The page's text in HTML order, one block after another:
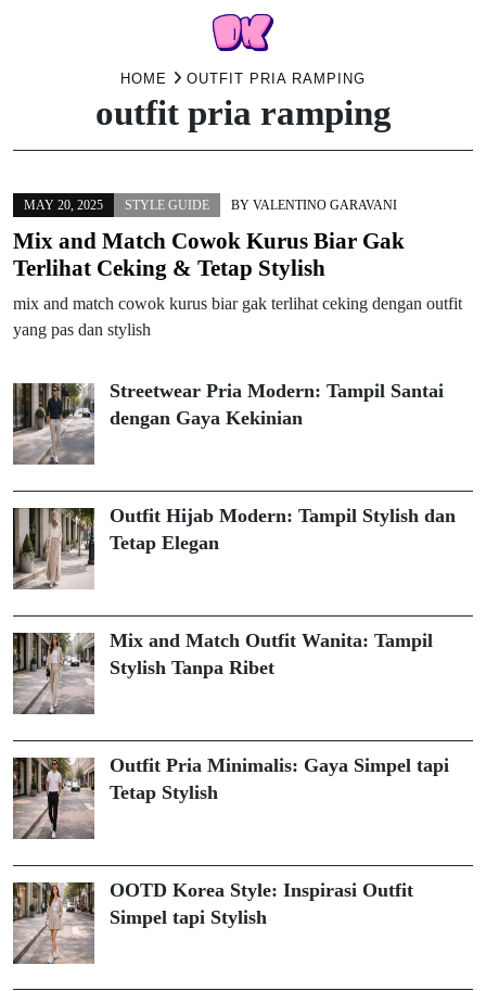
HOME OUTFIT PRIA RAMPING
outfit pria ramping
MAY 20, 2025 STYLE GUIDE BY VALENTINO GARAVANI
Mix and Match Cowok Kurus Biar Gak
Terlihat Ceking & Tetap Stylish
mix and match cowok kurus biar gak terlihat ceking dengan outfit
yang pas dan stylish
Streetwear Pria Modern: Tampil Santai
dengan Gaya Kekinian
Outfit Hijab Modern: Tampil Stylish dan
Tetap Elegan
Mix and Match Outfit Wanita: Tampil
Stylish Tanpa Ribet
Outfit Pria Minimalis: Gaya Simpel tapi
Tetap Stylish
OOTD Korea Style: Inspirasi Outfit
Simpel tapi Stylish